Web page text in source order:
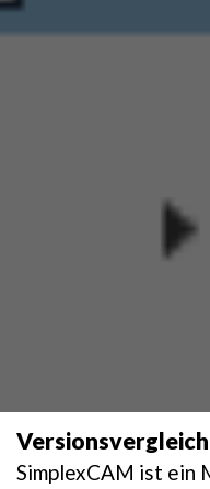
Versionsvergleich
SimplexCAM ist ein